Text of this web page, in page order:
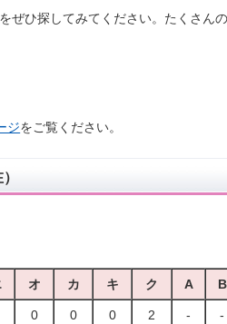
ぜひ探してみてください。たくさん
ジをご覧ください。
オ カ キ ク A B
0 0 0 2 - -